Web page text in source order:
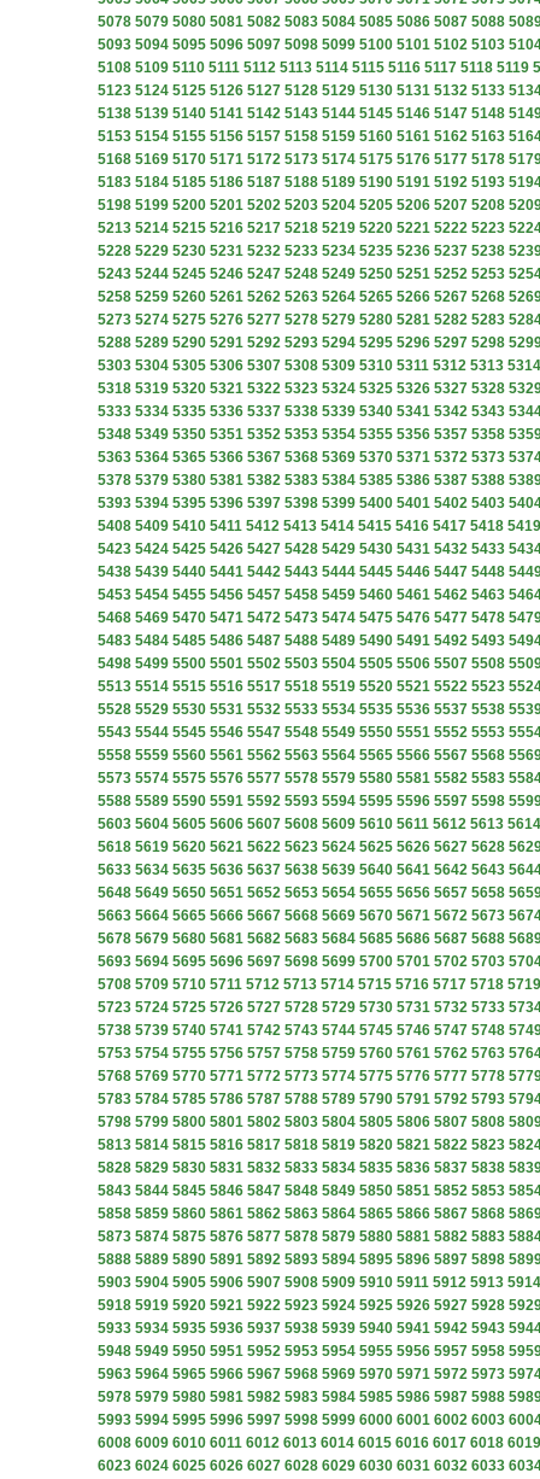
5078 5079 5080 5081 5082 5083 5084 5085 5086 5087 5088
5093 5094 5095 5096 5097 5098 5099 5100 5101 5102 5103
5108 5109 5110 5111 5112 5113 5114 5115 5116 5117 5118 5119
5123 5124 5125 5126 5127 5128 5129 5130 5131 5132 5133
5138 5139 5140 5141 5142 5143 5144 5145 5146 5147 5148
5153 5154 5155 5156 5157 5158 5159 5160 5161 5162 5163
5168 5169 5170 5171 5172 5173 5174 5175 5176 5177 5178
5183 5184 5185 5186 5187 5188 5189 5190 5191 5192 5193
5198 5199 5200 5201 5202 5203 5204 5205 5206 5207 5208
5213 5214 5215 5216 5217 5218 5219 5220 5221 5222 5223
5228 5229 5230 5231 5232 5233 5234 5235 5236 5237 5238
5243 5244 5245 5246 5247 5248 5249 5250 5251 5252 5253
5258 5259 5260 5261 5262 5263 5264 5265 5266 5267 5268
5273 5274 5275 5276 5277 5278 5279 5280 5281 5282 5283
5288 5289 5290 5291 5292 5293 5294 5295 5296 5297 5298
5303 5304 5305 5306 5307 5308 5309 5310 5311 5312 5313 5314
5318 5319 5320 5321 5322 5323 5324 5325 5326 5327 5328
5333 5334 5335 5336 5337 5338 5339 5340 5341 5342 5343
5348 5349 5350 5351 5352 5353 5354 5355 5356 5357 5358
5363 5364 5365 5366 5367 5368 5369 5370 5371 5372 5373
5378 5379 5380 5381 5382 5383 5384 5385 5386 5387 5388
5393 5394 5395 5396 5397 5398 5399 5400 5401 5402 5403
5408 5409 5410 5411 5412 5413 5414 5415 5416 5417 5418 5419
5423 5424 5425 5426 5427 5428 5429 5430 5431 5432 5433
5438 5439 5440 5441 5442 5443 5444 5445 5446 5447 5448
5453 5454 5455 5456 5457 5458 5459 5460 5461 5462 5463
5468 5469 5470 5471 5472 5473 5474 5475 5476 5477 5478
5483 5484 5485 5486 5487 5488 5489 5490 5491 5492 5493
5498 5499 5500 5501 5502 5503 5504 5505 5506 5507 5508
5513 5514 5515 5516 5517 5518 5519 5520 5521 5522 5523
5528 5529 5530 5531 5532 5533 5534 5535 5536 5537 5538
5543 5544 5545 5546 5547 5548 5549 5550 5551 5552 5553
5558 5559 5560 5561 5562 5563 5564 5565 5566 5567 5568
5573 5574 5575 5576 5577 5578 5579 5580 5581 5582 5583
5588 5589 5590 5591 5592 5593 5594 5595 5596 5597 5598
5603 5604 5605 5606 5607 5608 5609 5610 5611 5612 5613 5614
5618 5619 5620 5621 5622 5623 5624 5625 5626 5627 5628
5633 5634 5635 5636 5637 5638 5639 5640 5641 5642 5643
5648 5649 5650 5651 5652 5653 5654 5655 5656 5657 5658
5663 5664 5665 5666 5667 5668 5669 5670 5671 5672 5673
5678 5679 5680 5681 5682 5683 5684 5685 5686 5687 5688
5693 5694 5695 5696 5697 5698 5699 5700 5701 5702 5703
5708 5709 5710 5711 5712 5713 5714 5715 5716 5717 5718 5719
5723 5724 5725 5726 5727 5728 5729 5730 5731 5732 5733
5738 5739 5740 5741 5742 5743 5744 5745 5746 5747 5748
5753 5754 5755 5756 5757 5758 5759 5760 5761 5762 5763
5768 5769 5770 5771 5772 5773 5774 5775 5776 5777 5778
5783 5784 5785 5786 5787 5788 5789 5790 5791 5792 5793
5798 5799 5800 5801 5802 5803 5804 5805 5806 5807 5808
5813 5814 5815 5816 5817 5818 5819 5820 5821 5822 5823
5828 5829 5830 5831 5832 5833 5834 5835 5836 5837 5838
5843 5844 5845 5846 5847 5848 5849 5850 5851 5852 5853
5858 5859 5860 5861 5862 5863 5864 5865 5866 5867 5868
5873 5874 5875 5876 5877 5878 5879 5880 5881 5882 5883
5888 5889 5890 5891 5892 5893 5894 5895 5896 5897 5898
5903 5904 5905 5906 5907 5908 5909 5910 5911 5912 5913 5914
5918 5919 5920 5921 5922 5923 5924 5925 5926 5927 5928
5933 5934 5935 5936 5937 5938 5939 5940 5941 5942 5943
5948 5949 5950 5951 5952 5953 5954 5955 5956 5957 5958
5963 5964 5965 5966 5967 5968 5969 5970 5971 5972 5973
5978 5979 5980 5981 5982 5983 5984 5985 5986 5987 5988
5993 5994 5995 5996 5997 5998 5999 6000 6001 6002 6003
6008 6009 6010 6011 6012 6013 6014 6015 6016 6017 6018 6019
6023 6024 6025 6026 6027 6028 6029 6030 6031 6032 6033